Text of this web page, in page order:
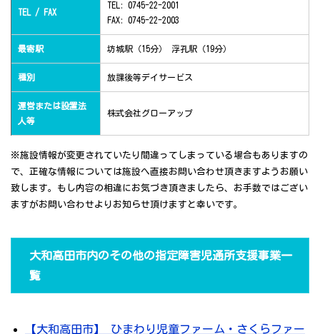
TEL / FAX
TEL: 0745-22-2001
FAX: 0745-22-2003
最寄駅 坊城駅（15分） 浮孔駅（19分）
種別 放課後等デイサービス
運営または設置法
人等
株式会社グローアップ
※施設情報が変更されていたり間違ってしまっている場合もありますの
で、正確な情報については施設へ直接お問い合わせ頂きますようお願い
致します。もし内容の相違にお気づき頂きましたら、お手数ではござい
ますがお問い合わせよりお知らせ頂けますと幸いです。
大和高田市内のその他の指定障害児通所支援事業一
覧
【大和高田市】 ひまわり児童ファーム・さくらファー